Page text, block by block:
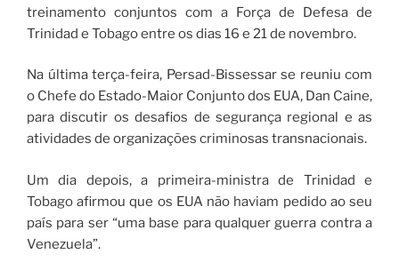
treinamento conjuntos com a Força de Defesa de
Trinidad e Tobago entre os dias 16 e 21 de novembro.
Na última terça-feira, Persad-Bissessar se reuniu com
o Chefe do Estado-Maior Conjunto dos EUA, Dan Caine,
para discutir os desafios de segurança regional e as
atividades de organizações criminosas transnacionais.
Um dia depois, a primeira-ministra de Trinidad e
Tobago afirmou que os EUA não haviam pedido ao seu
país para ser “uma base para qualquer guerra contra a
Venezuela”.